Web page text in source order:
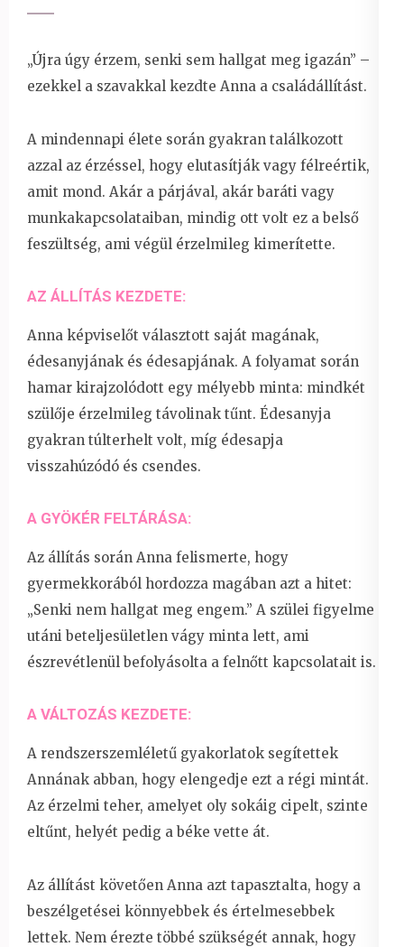
„Újra úgy érzem, senki sem hallgat meg igazán” –
ezekkel a szavakkal kezdte Anna a családállítást.
A mindennapi élete során gyakran találkozott
azzal az érzéssel, hogy elutasítják vagy félreértik,
amit mond. Akár a párjával, akár baráti vagy
munkakapcsolataiban, mindig ott volt ez a belső
feszültség, ami végül érzelmileg kimerítette.
AZ ÁLLÍTÁS KEZDETE:
Anna képviselőt választott saját magának,
édesanyjának és édesapjának. A folyamat során
hamar kirajzolódott egy mélyebb minta: mindkét
szülője érzelmileg távolinak tűnt. Édesanyja
gyakran túlterhelt volt, míg édesapja
visszahúzódó és csendes.
A GYÖKÉR FELTÁRÁSA:
Az állítás során Anna felismerte, hogy
gyermekkorából hordozza magában azt a hitet:
„Senki nem hallgat meg engem.” A szülei figyelme
utáni beteljesületlen vágy minta lett, ami
észrevétlenül befolyásolta a felnőtt kapcsolatait is.
A VÁLTOZÁS KEZDETE:
A rendszerszemléletű gyakorlatok segítettek
Annának abban, hogy elengedje ezt a régi mintát.
Az érzelmi teher, amelyet oly sokáig cipelt, szinte
eltűnt, helyét pedig a béke vette át.
Az állítást követően Anna azt tapasztalta, hogy a
beszélgetései könnyebbek és értelmesebbek
lettek. Nem érezte többé szükségét annak, hogy